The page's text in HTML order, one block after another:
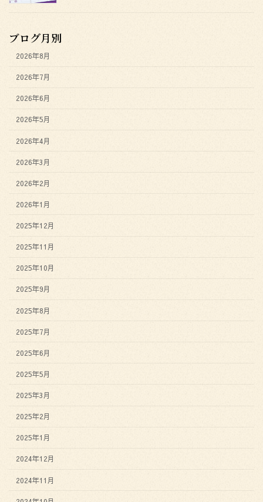
ブログ月別
2026年8月
2026年7月
2026年6月
2026年5月
2026年4月
2026年3月
2026年2月
2026年1月
2025年12月
2025年11月
2025年10月
2025年9月
2025年8月
2025年7月
2025年6月
2025年5月
2025年3月
2025年2月
2025年1月
2024年12月
2024年11月